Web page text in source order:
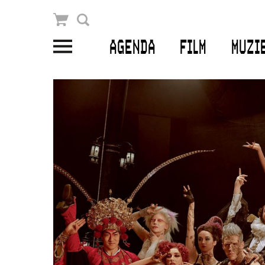
AGENDA FILM
Winkelmandje
PLAN JE BEZOEK
Openingstijden & contact
Bereikbaarheid
Kaartverkoop
EDUCATIE
Schoolvoorstellingen
Filmprogramma’s Primair Onderwijs